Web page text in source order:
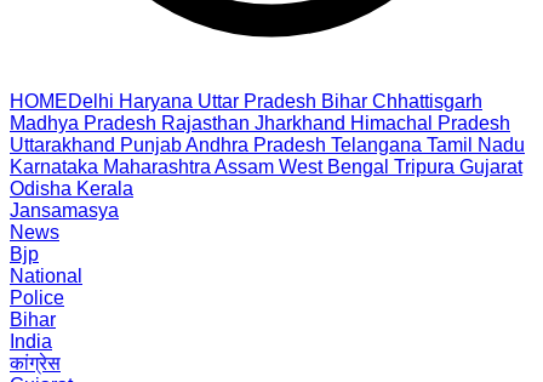
HOMEDelhi Haryana Uttar Pradesh Bihar Chhattisgarh
Madhya Pradesh Rajasthan Jharkhand Himachal Pradesh
Uttarakhand PunjabAndhra Pradesh Telangana Tamil Nadu
Karnataka Maharashtra Assam West Bengal Tripura Gujarat
Odisha Kerala
Jansamasya
News
Bjp
National
Police
Bihar
India
कांग्रेस